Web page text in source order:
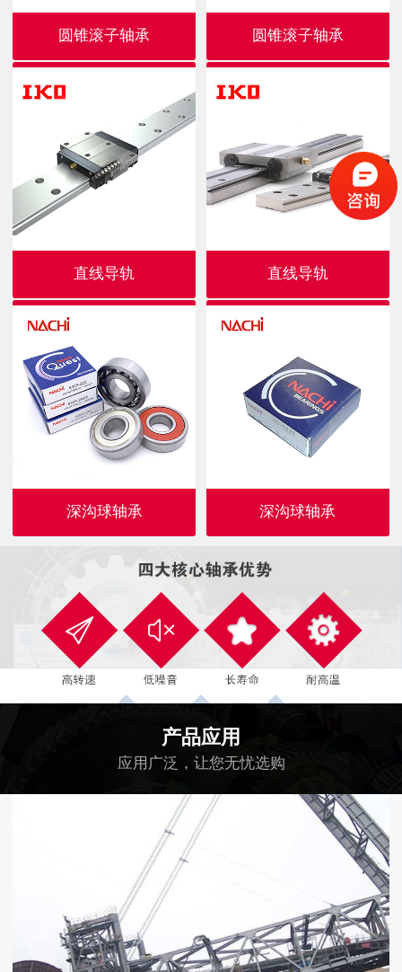
圆锥滚子轴承 圆锥滚子轴承
直线导轨 直线导轨
深沟球轴承 深沟球轴承
产品应用
应用广泛，让您无忧选购